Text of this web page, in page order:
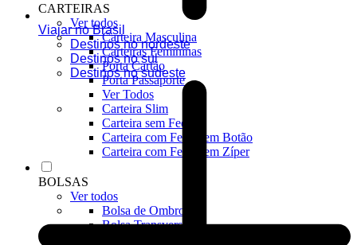
CARTEIRAS
Ver todos
Carteira Masculina
Carteiras Femininas
Porta Cartão
Porta Passaporte
Ver Todos
Carteira Slim
Carteira sem Fecho
Carteira com Fecho em Botão
Carteira com Fecho em Zíper
BOLSAS
Ver todos
Bolsa de Ombro
Bolsa Transversal
Viajar no Brasil
Destinos no nordeste
Destinos no sul
Destinos no sudeste